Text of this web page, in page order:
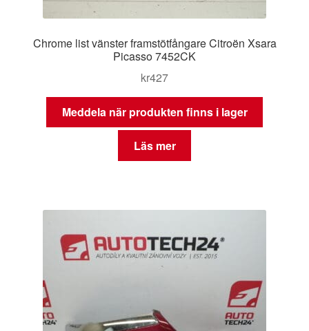
Chrome list vänster framstötfångare Citroën Xsara
Picasso 7452CK
kr427
Meddela när produkten finns i lager
Läs mer